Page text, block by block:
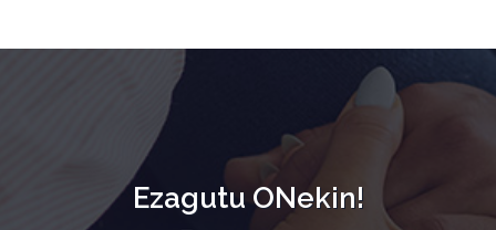
Ezagutu ONekin!